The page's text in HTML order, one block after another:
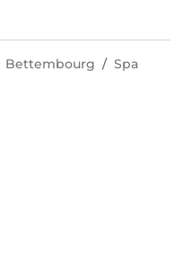
Bettembourg Spa